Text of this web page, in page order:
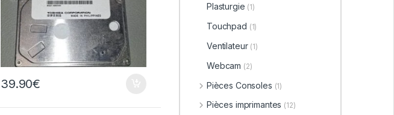
39.90€
Plasturgie (1)
Touchpad (1)
Ventilateur (1)
Webcam (2)
Pièces Consoles (1)
Pièces imprimantes (12)